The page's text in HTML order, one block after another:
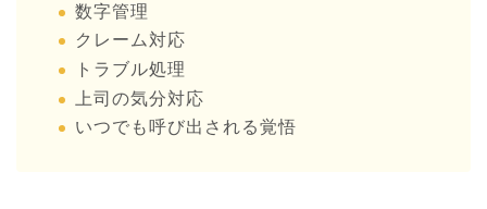
数字管理
クレーム対応
トラブル処理
上司の気分対応
いつでも呼び出される覚悟